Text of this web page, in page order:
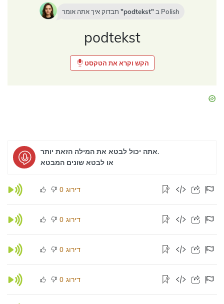
podtekst ב Polish
podtekst
הקש וקרא את הטקסט
אתה יכול לבטא את המילה הזאת יותר.
או לבטא שונים המבטא
0 דירוג
0 דירוג
0 דירוג
0 דירוג